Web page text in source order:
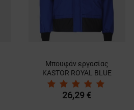
Μπουφάν εργασίας
KASTOR ROYAL BLUE
26,29 €